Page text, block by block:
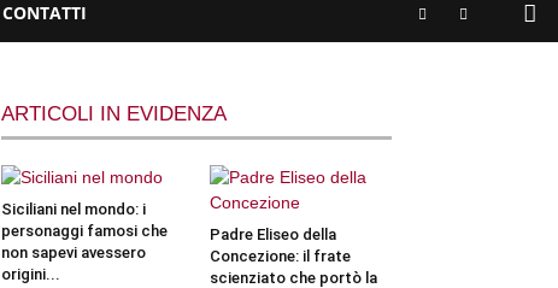
CONTATTI
ARTICOLI IN EVIDENZA
Siciliani nel mondo: i
personaggi famosi che
non sapevi avessero
origini...
Padre Eliseo della
Concezione: il frate
scienziato che portò la